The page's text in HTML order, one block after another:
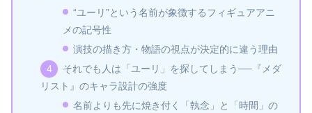
“ユーリ”という名前が象徴するフィギュアアニ
メの記号性
演技の描き方・物語の視点が決定的に違う理由
それでも人は「ユーリ」を探してしまう──『メダ
リスト』のキャラ設計の強度
名前よりも先に焼き付く「執念」と「時間」の